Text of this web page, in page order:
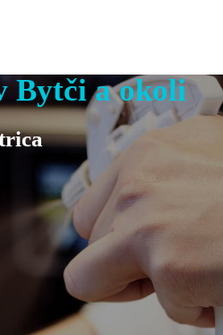
Bytči a okoli